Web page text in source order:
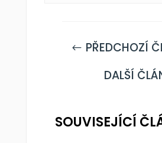
# PŘEDCHOZÍ
DALŠÍ
SOUVISEJÍCÍ